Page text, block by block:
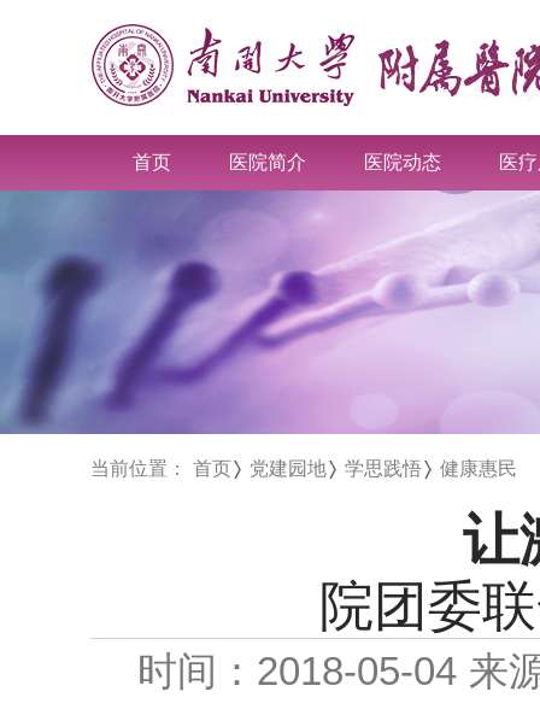
首页 医院简介 医院动态 医
当前位置： 首页 党建园地 学思践悟 健康惠民
让
院团委
时间：2018-05-04 来